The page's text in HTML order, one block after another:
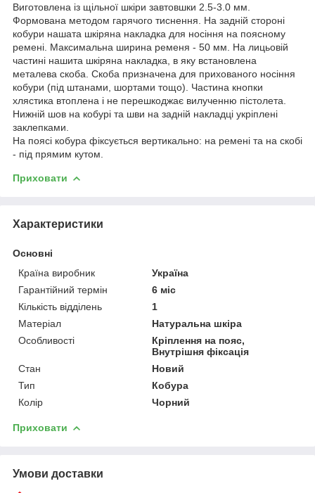
Виготовлена із щільної шкіри завтовшки 2.5-3.0 мм.
Формована методом гарячого тиснення. На задній стороні
кобури нашата шкіряна накладка для носіння на поясному
ремені. Максимальна ширина ременя - 50 мм. На лицьовій
частині нашита шкіряна накладка, в яку встановлена
металева скоба. Скоба призначена для прихованого носіння
кобури (під штанами, шортами тощо). Частина кнопки
хлястика втоплена і не перешкоджає вилученню пістолета.
Нижній шов на кобурі та шви на задній накладці укріплені
заклепками.
На поясі кобура фіксується вертикально: на ремені та на скобі
- під прямим кутом.
Приховати
Характеристики
Основні
Країна виробник
Україна
Гарантійний термін
6 міс
Кількість відділень
1
Матеріал
Натуральна шкіра
Особливості
Кріплення на пояс,
Внутрішня фіксація
Стан
Новий
Тип
Кобура
Колір
Чорний
Приховати
Умови доставки